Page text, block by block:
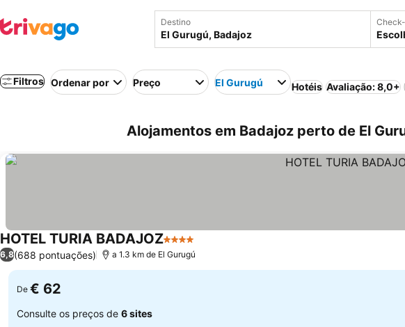
Destino
Filtros Ordenar por Preço El Gurugú Hotéis Avaliação: 8,0+
Alojamentos em Badajoz perto de El
HOTEL TURIA BADAJOZ4 Estrelas
6,8(688 pontuações) a 1.3 km de El Gurugú
De € 62
Consulte os preços de 6 sites